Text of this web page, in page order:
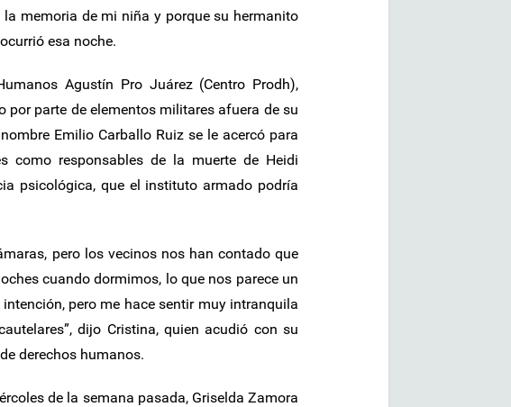
memoria de mi niña y porque su hermanito
esa noche.
Agustín Pro Juárez (Centro Prodh),
parte de elementos militares afuera de su
Emilio Carballo Ruiz se le acercó para
como responsables de la muerte de Heidi
psicológica, que el instituto armado podría
pero los vecinos nos han contado que
cuando dormimos, lo que nos parece un
pero me hace sentir muy intranquila
dijo Cristina, quien acudió con su
derechos humanos.
de la semana pasada, Griselda Zamora